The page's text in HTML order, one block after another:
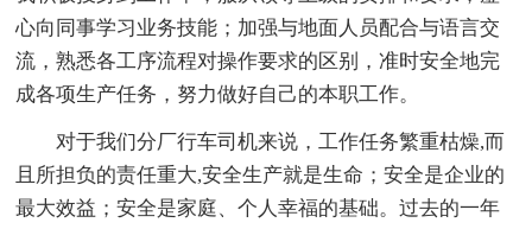
心向同事学习业务技能；加强与地面人员配合与语言交
流，熟悉各工序流程对操作要求的区别，准时安全地完
成各项生产任务，努力做好自己的本职工作。
对于我们分厂行车司机来说，工作任务繁重枯燥,而
且所担负的责任重大,安全生产就是生命；安全是企业的
最大效益；安全是家庭、个人幸福的基础。过去的一年